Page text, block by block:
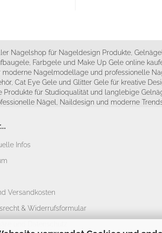
Nagelshop für Nageldesign Produkte,
Farbgele und Make Up Gele online
moderne Nagelmodellage und professionelle
Cat Eye Gele und Glitter Gele für kreative
Produkte für Studioqualität und langlebige
Nägel, Naildesign und moderne
Infos
Versandkosten
& Widerrufsformular